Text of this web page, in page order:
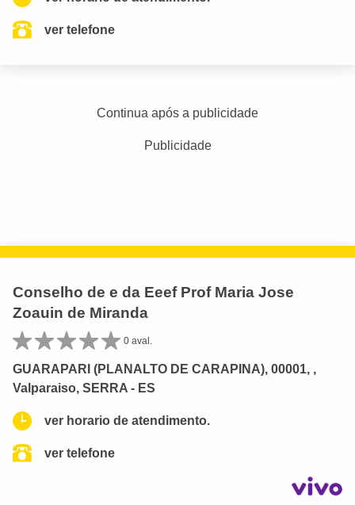
ver telefone
Continua após a publicidade
Publicidade
Conselho de e da Eeef Prof Maria Jose
Zoauin de Miranda
0 aval.
GUARAPARI (PLANALTO DE CARAPINA), 00001, ,
Valparaiso, SERRA - ES
ver horario de atendimento.
ver telefone